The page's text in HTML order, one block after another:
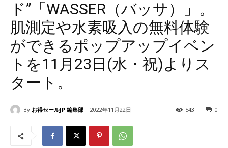
ド”「WASSER（バッサ）」。
肌測定や水素吸入の無料体験
ができるポップアップイベン
トを11月23日(水・祝)よりス
タート。
By お得セールJP 編集部 2022年11月22日 0
543